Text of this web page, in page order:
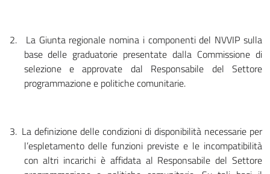
2.
La Giunta regionale nomina i componenti del NVVIP sulla
base delle graduatorie presentate dalla Commissione di
selezione e approvate dal Respon­sabile del Settore
programmazione e politiche comunitarie.
3. La definizione delle condizioni di disponibilità necessarie per
l’espletamento delle funzioni previste e le incompatibilità
con altri incarichi è affidata al Responsabile del Settore